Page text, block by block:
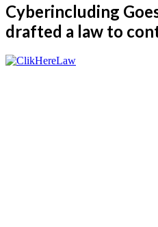
Cyberincluding
drafted a law to